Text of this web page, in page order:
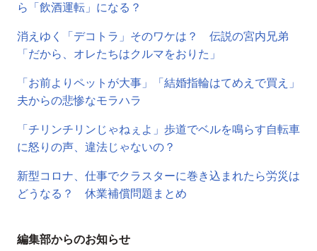
ら「飲酒運転」になる？
消えゆく「デコトラ」そのワケは？ 伝説の宮内兄弟
「だから、オレたちはクルマをおりた」
「お前よりペットが大事」「結婚指輪はてめえで買え」
夫からの悲惨なモラハラ
「チリンチリンじゃねぇよ」歩道でベルを鳴らす自転車
に怒りの声、違法じゃないの？
新型コロナ、仕事でクラスターに巻き込まれたら労災は
どうなる？ 休業補償問題まとめ
編集部からのお知らせ